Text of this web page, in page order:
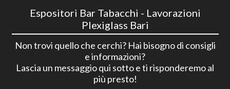
Espositori Bar Tabacchi - Lavorazioni
Plexiglass Bari
Non trovi quello che cerchi? Hai bisogno di consigli
e informazioni?
Lascia un messaggio qui sotto e ti risponderemo al
più presto!